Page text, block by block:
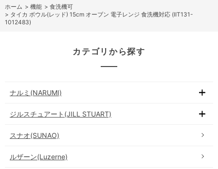
ホーム > 機能 > 食洗機可
> タイカ ボウル(レッド) 15cm オーブン 電子レンジ 食洗機対応 (IIT131-
1012483)
カテゴリから探す
ナルミ(NARUMI)
ジルスチュアート(JILL STUART)
スナオ(SUNAO)
ルザーン(Luzerne)